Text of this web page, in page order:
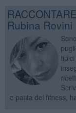
Rubina Rovini
e patita del fitness,